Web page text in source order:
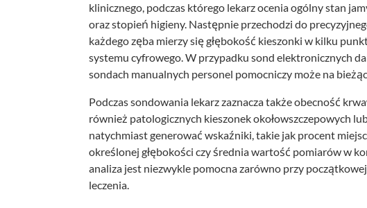
klinicznego, podczas którego lekarz ocenia ogólny stan
oraz stopień higieny. Następnie przechodzi do
każdego zęba mierzy się głębokość kieszonki w kilku
systemu cyfrowego. W przypadku sond elektronicznych
sondach manualnych personel pomocniczy może na
Podczas sondowania lekarz zaznacza także obecność
również patologicznych kieszonek okołowszczepowych
natychmiast generować wskaźniki, takie jak procent
określonej głębokości czy średnia wartość pomiarów w
analiza jest niezwykle pomocna zarówno przy
leczenia.